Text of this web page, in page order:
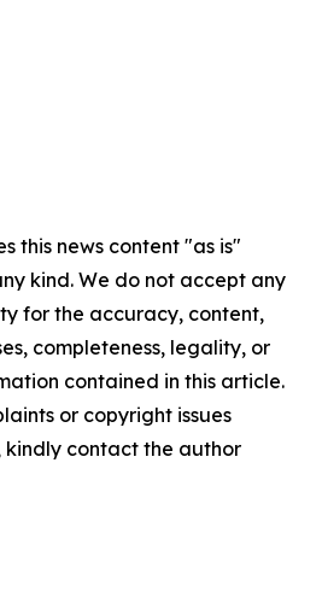
this news content "as is"
kind. We do not accept any
for the accuracy, content,
completeness, legality, or
contained in this article.
or copyright issues
contact the author